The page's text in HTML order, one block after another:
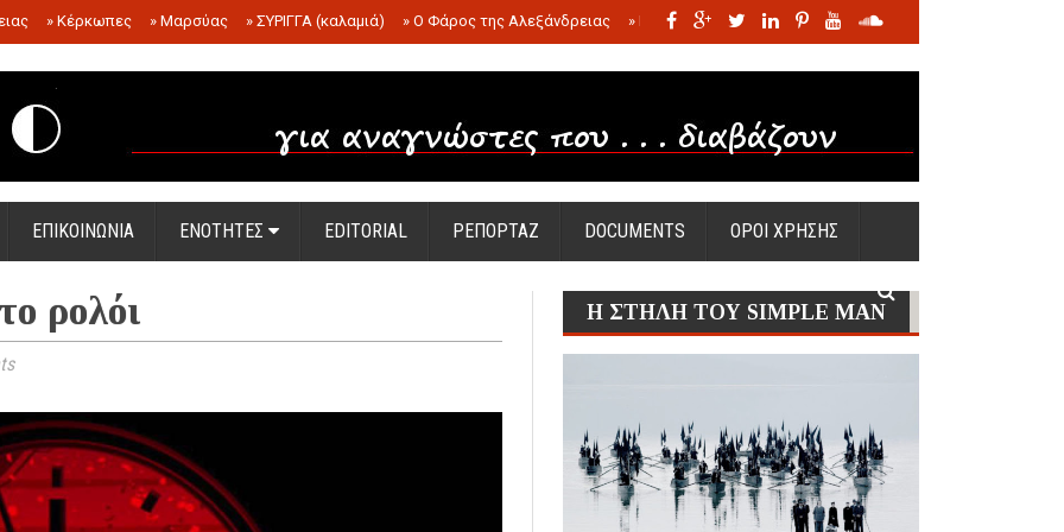
» Κέρκωπες » Μαρσύας » ΣΥΡΙΓΓΑ (καλαμιά) » Ο Φάρος της Αλεξάνδρειας » Η σφαγή των νηπίων της Σάντας
.
ΕΠΙΚΟΙΝΩΝΙΑ ΕΝΟΤΗΤΕΣ EDITORIAL ΡΕΠΟΡΤΑΖ DOCUMENTS ΟΡΟΙ ΧΡΗΣΗΣ
ρολόι Η ΣΤΗΛΗ ΤΟΥ SIMPLE MAN